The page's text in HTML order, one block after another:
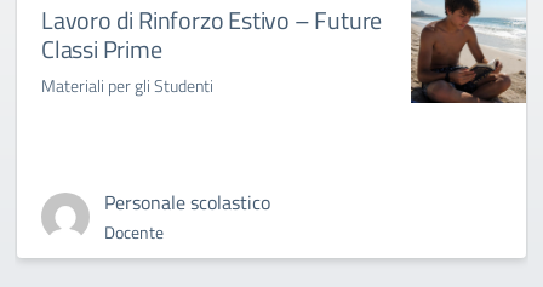
Lavoro di Rinforzo Estivo – Future
Classi Prime
Materiali per gli Studenti
Personale scolastico
Docente